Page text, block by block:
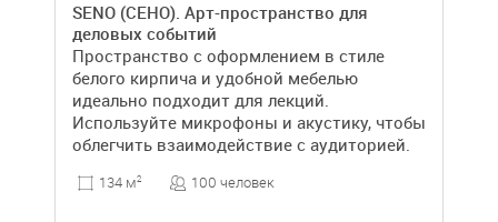
SENO (СЕНО). Арт-пространство для
деловых событий
Пространство с оформлением в стиле
белого кирпича и удобной мебелью
идеально подходит для лекций.
Используйте микрофоны и акустику, чтобы
облегчить взаимодействие с аудиторией.
134 м2 100 человек